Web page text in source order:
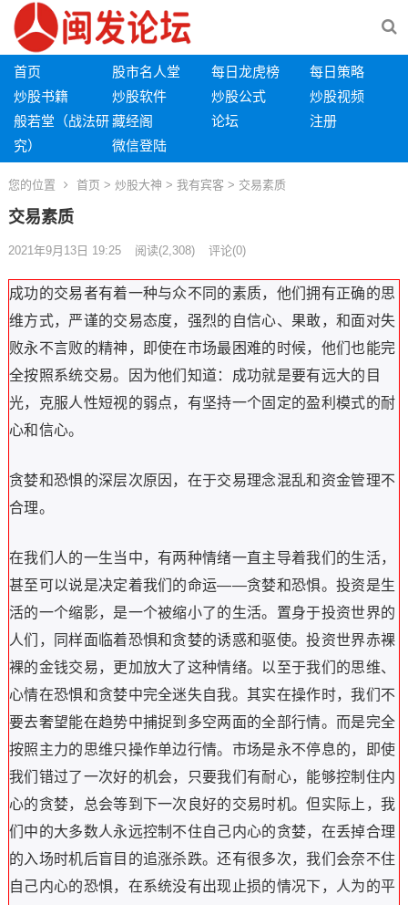
首页 股市名人堂 每日龙虎榜
每日策略
炒股书籍
炒股软件 炒股公式
炒股视频
般若堂（战法研
究）
藏经阁 论坛
注册
微信登陆
您的位置 首页 > 炒股大神 > 我有宾客 > 交易素质
交易素质
2021年9月13日 19:25 阅读(2,308) 评论(0)
成功的交易者有着一种与众不同的素质，他们拥有正确的思
维方式，严谨的交易态度，强烈的自信心、果敢，和面对失
败永不言败的精神，即使在市场最困难的时候，他们也能完
全按照系统交易。因为他们知道：成功就是要有远大的目
光，克服人性短视的弱点，有坚持一个固定的盈利模式的耐
心和信心。
贪婪和恐惧的深层次原因，在于交易理念混乱和资金管理不
合理。
在我们人的一生当中，有两种情绪一直主导着我们的生活，
甚至可以说是决定着我们的命运——贪婪和恐惧。投资是生
活的一个缩影，是一个被缩小了的生活。置身于投资世界的
人们，同样面临着恐惧和贪婪的诱惑和驱使。投资世界赤裸
裸的金钱交易，更加放大了这种情绪。以至于我们的思维、
心情在恐惧和贪婪中完全迷失自我。其实在操作时，我们不
要去奢望能在趋势中捕捉到多空两面的全部行情。而是完全
按照主力的思维只操作单边行情。市场是永不停息的，即使
我们错过了一次好的机会，只要我们有耐心，能够控制住内
心的贪婪，总会等到下一次良好的交易时机。但实际上，我
们中的大多数人永远控制不住自己内心的贪婪，在丢掉合理
的入场时机后盲目的追涨杀跌。还有很多次，我们会奈不住
自己内心的恐惧，在系统没有出现止损的情况下，人为的平